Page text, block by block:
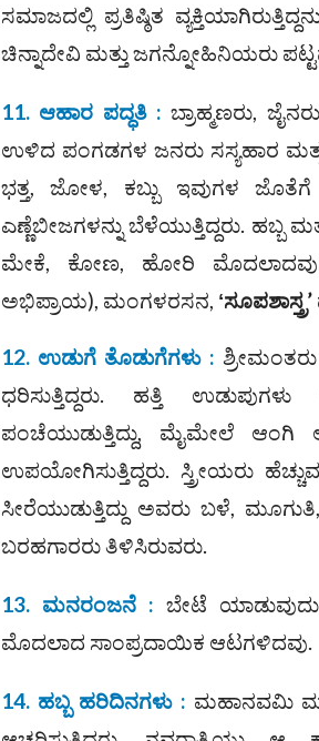
ಸಮಾಜದಲ್ಲಿ ಪ್ರತಿಷ್ಠಿತ
ಚಿನ್ನಾದೇವಿ ಮತ್ತು ಜಗನ್ನೋಹಿನಿಯರು
11. ಆಹಾರ ಪದ್ಧತಿ : ಬ್ರಾಹ್ಮಣರು,
ಉಳಿದ ಪಂಗಡಗಳ ಜನರು ಸಸ್ಯಹಾರ
ಭತ್ತ, ಜೋಳ, ಕಬ್ಬು ಇವುಗಳ ಜೊತೆಗೆ
ಎಣ್ಣೆಬೀಜಗಳನ್ನು ಬೆಳೆಯುತ್ತಿದ್ದರು.
ಮೇಕೆ, ಕೋಣ, ಹೋರಿ
ಅಭಿಪ್ರಾಯ), ಮಂಗಳರಸನ, ʻಸೂಪಶಾಸ್ತ್ರ’
12. ಉಡುಗೆ ತೊಡುಗೆಗಳು :
ಧರಿಸುತ್ತಿದ್ದರು. ಹತ್ತಿ
ಪಂಚೆಯುಡುತ್ತಿದ್ದು, ಮೈಮೇಲೆ ಆಂಗಿ
ಉಪಯೋಗಿಸುತ್ತಿದ್ದರು. ಸ್ತ್ರೀಯರು
ಸೀರೆಯುಡುತ್ತಿದ್ದು ಅವರು ಬಳೆ,
ಬರಹಗಾರರು ತಿಳಿಸಿರುವರು.
13. ಮನರಂಜನೆ : ಬೇಟೆ
ಮೊದಲಾದ ಸಾಂಪ್ರದಾಯಿಕ ಆಟಗಳಿದವು.
14. ಹಬ್ಬ ಹರಿದಿನಗಳು : ಮಹಾನವಮಿ